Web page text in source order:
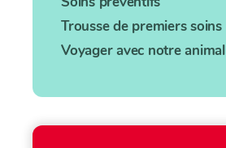
Trousse de premiers soins
Voyager avec notre animal